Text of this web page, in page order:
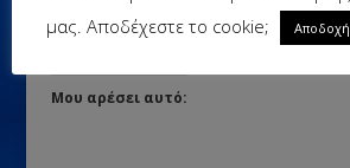
Μου αρέσει αυτό:
μας. Αποδέχεστε το cookie;
Αποδοχή